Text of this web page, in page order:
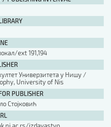
ext 191,194
Универзитета у Нишу /
University of Nis
PUBLISHER
Стојковић